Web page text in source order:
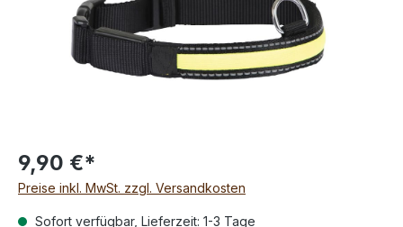
9,90 €*
Preise inkl. MwSt. zzgl. Versandkosten
Sofort verfügbar, Lieferzeit: 1-3 Tage